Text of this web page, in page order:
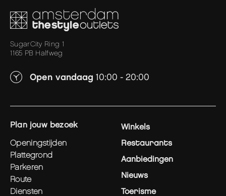
SugarCity Ring 1
1165 PB Halfweg
Open vandaag 10:00 - 20:00
plan jouw bezoek
openingstijden
plattegrond
parkeren
route
diensten
Winkels
Restaurants
Aanbiedingen
Nieuws
Toerisme